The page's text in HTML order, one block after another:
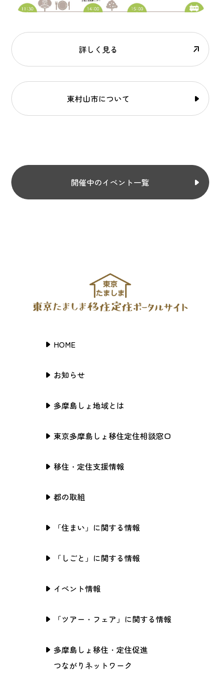
詳しく見る
東村山市について
開催中のイベント一覧
HOME
お知らせ
多摩島しょ地域とは
東京多摩島しょ移住定住相談窓口
移住・定住支援情報
都の取組
「住まい」に関する情報
「しごと」に関する情報
イベント情報
「ツアー・フェア」に関する情報
多摩島しょ移住・定住促進
つながりネットワーク